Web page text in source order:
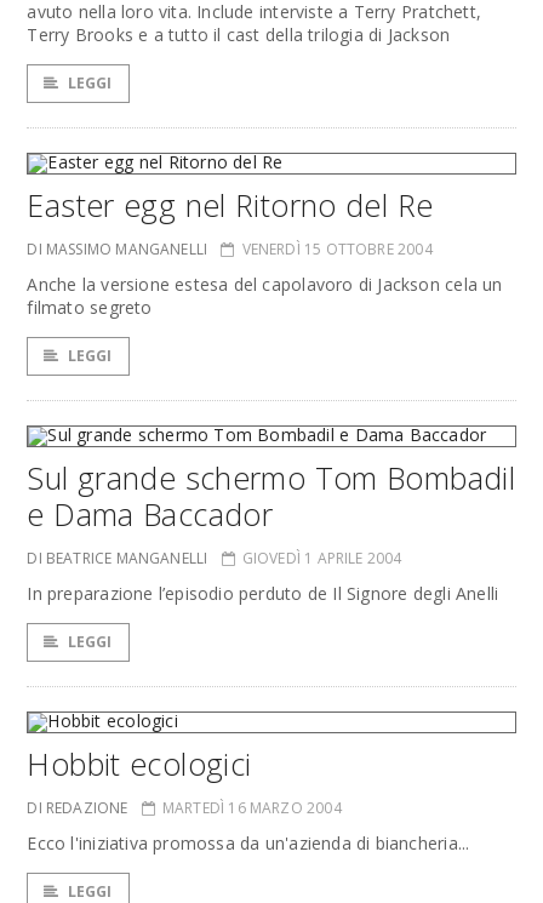
avuto nella loro vita. Include interviste a Terry Pratchett,
Terry Brooks e a tutto il cast della trilogia di Jackson
LEGGI
Easter egg nel Ritorno del Re
DI MASSIMO MANGANELLI VENERDÌ 15 OTTOBRE 2004
Anche la versione estesa del capolavoro di Jackson cela un
filmato segreto
LEGGI
Sul grande schermo Tom Bombadil
e Dama Baccador
DI BEATRICE MANGANELLI GIOVEDÌ 1 APRILE 2004
In preparazione l’episodio perduto de Il Signore degli Anelli
LEGGI
Hobbit ecologici
DI REDAZIONE MARTEDÌ 16 MARZO 2004
Ecco l'iniziativa promossa da un'azienda di biancheria...
LEGGI